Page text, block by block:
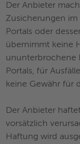
Der Anbieter
Zusicherungen
Portals oder
übernimmt keine
ununterbrochene
Portals, für
keine Gewähr für
Der Anbieter
vorsätzlich
Haftung wird